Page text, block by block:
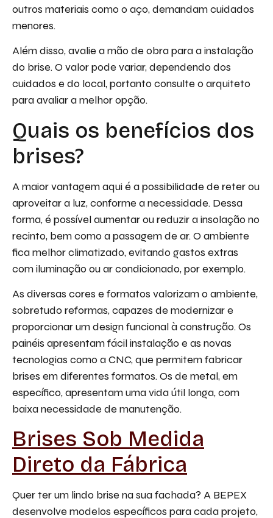
outros materiais como o aço, demandam cuidados
menores.
Além disso, avalie a mão de obra para a instalação
do brise. O valor pode variar, dependendo dos
cuidados e do local, portanto consulte o arquiteto
para avaliar a melhor opção.
Quais os benefícios dos
brises?
A maior vantagem aqui é a possibilidade de reter ou
aproveitar a luz, conforme a necessidade. Dessa
forma, é possível aumentar ou reduzir a insolação no
recinto, bem como a passagem de ar. O ambiente
fica melhor climatizado, evitando gastos extras
com iluminação ou ar condicionado, por exemplo.
As diversas cores e formatos valorizam o ambiente,
sobretudo reformas, capazes de modernizar e
proporcionar um design funcional à construção. Os
painéis apresentam fácil instalação e as novas
tecnologias como a CNC, que permitem fabricar
brises em diferentes formatos. Os de metal, em
específico, apresentam uma vida útil longa, com
baixa necessidade de manutenção.
Brises Sob Medida
Direto da Fábrica
Quer ter um lindo brise na sua fachada? A BEPEX
desenvolve modelos específicos para cada projeto,